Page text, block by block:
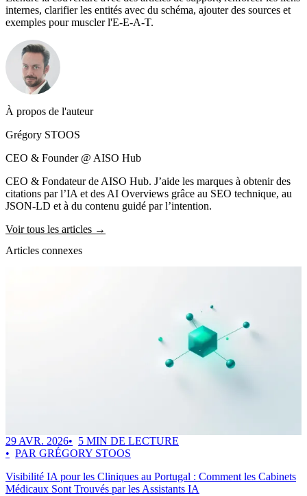
internes, clarifier les entités avec du schéma, ajouter des sources et
exemples pour muscler l'E-E-A-T.
À propos de l'auteur
Grégory STOOS
CEO & Founder @ AISO Hub
CEO & Fondateur de AISO Hub. J’aide les marques à obtenir des
citations par l’IA et des AI Overviews grâce au SEO technique, au
JSON-LD et à du contenu guidé par l’intention.
Voir tous les articles →
Articles connexes
29 AVR. 2026
5 MIN DE LECTURE
PAR GRÉGORY STOOS
Visibilité IA pour les Cliniques au Portugal : Comment les Cabinets
Médicaux Sont Trouvés par les Assistants IA